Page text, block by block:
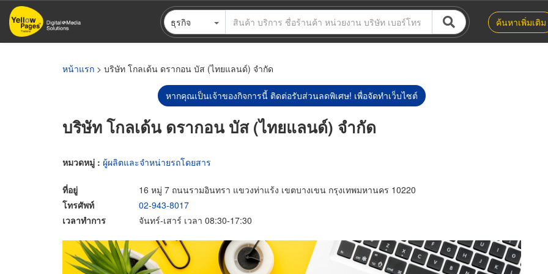
ข้าม
ไป
ธุรกิจ ค้นหาเพิ่มเติม
หน้าแรก > บริษัท โกลเด้น ดรากอน บัส (ไทยแลนด์) จำกัด
หากคุณเป็นเจ้าของกิจการนี้ ติดต่อรับส่วนลดพิเศษ! เพื่อจัดทำเว็บไซต์
บริษัท โกลเด้น ดรากอน บัส (ไทยแลนด์) จำกัด
หมวดหมู่ : ผู้ผลิตและจำหน่ายรถโดยสาร
ที่อยู่
16 หมู่ 7 ถนนรามอินทรา แขวงท่าแร้ง เขตบางเขน กรุงเทพมหานคร 10220
โทรศัพท์
02-943-8017
เวลาทำการ
จันทร์-เสาร์ เวลา 08:30-17:30